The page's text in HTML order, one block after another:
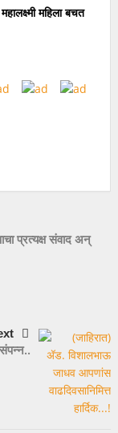
भावनांचा सन्मान; २०८
करण्याची
महिला बचत
प्रत्यक्ष संवाद अन्‌
संपन्न..